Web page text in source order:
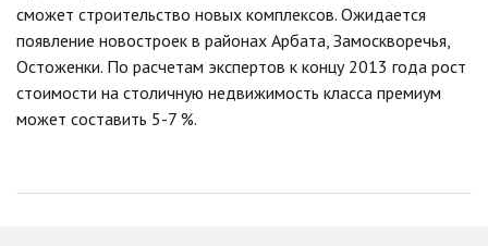
сможет строительство новых комплексов. Ожидается
появление новостроек в районах Арбата, Замоскворечья,
Остоженки. По расчетам экспертов к концу 2013 года рост
стоимости на столичную недвижимость класса премиум
может составить 5-7 %.